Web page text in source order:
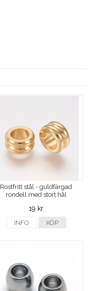
Rostfritt stål - guldfärgad
rondell med stort hål
19 kr
INFO KÖP